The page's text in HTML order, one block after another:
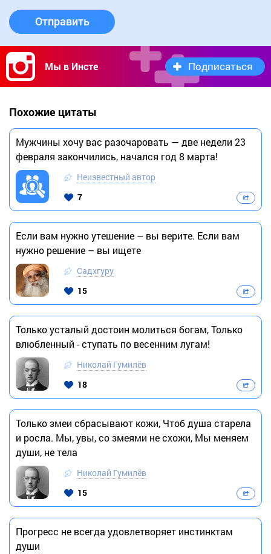
Отправить
Мы в Инсте Подписаться
Похожие цитаты
Мужчины хочу вас разочаровать — две недели 23
февраля закончились, начался год 8 марта!
Неизвестный автор
7
Если вам нужно утешение – вы верите. Если вам
нужно решение – вы ищете
Садхгуру
15
Только усталый достоин молиться богам, Только
влюбленный - ступать по весенним лугам!
Николай Гумилёв
18
Только змеи сбрасывают кожи, Чтоб душа старела
и росла. Мы, увы, со змеями не схожи, Мы меняем
души, не тела
Николай Гумилёв
15
Прогресс не всегда удовлетворяет инстинктам
души